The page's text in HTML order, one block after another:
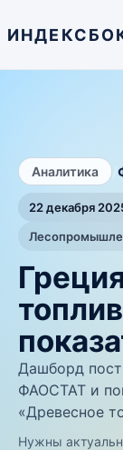
Аналитика
22 декабря
Дашборд
ФАОСТАТ и
«Древесное
Нужны